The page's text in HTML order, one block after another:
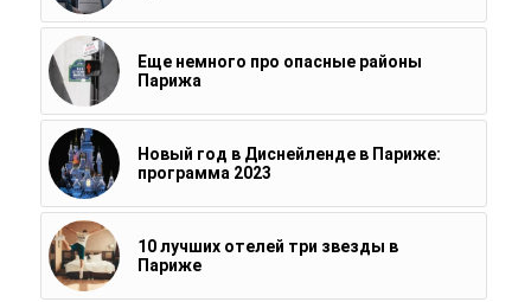
Еще немного про опасные районы
Парижа
Новый год в Диснейленде в Париже:
программа 2023
10 лучших отелей три звезды в
Париже